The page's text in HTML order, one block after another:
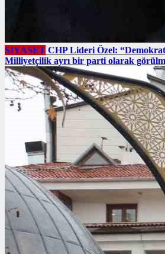
SIYASET CHP Lideri Özel:
Milliyetçilik ayrı bir parti olarak